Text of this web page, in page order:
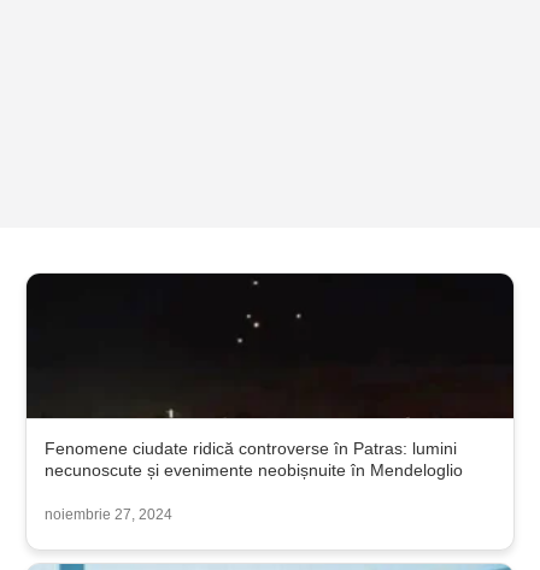
Fenomene ciudate ridică controverse în Patras: lumini
necunoscute și evenimente neobișnuite în Mendeloglio
noiembrie 27, 2024